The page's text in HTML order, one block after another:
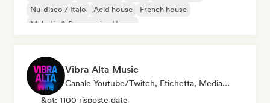
Nu-disco / Italo
Acid house
French house
Melodic & Progressive House
Vibra Alta Music
Canale Youtube/Twitch, Etichetta, Media/Giornalista, Editore, Esperto Del Suono
&gt; 1100 risposte date